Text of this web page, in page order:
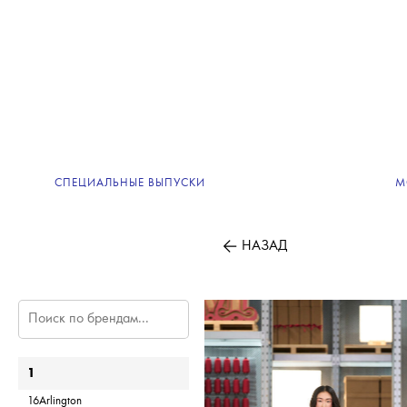
СПЕЦИАЛЬНЫЕ ВЫПУСКИ
НАЗАД
1
16Arlington